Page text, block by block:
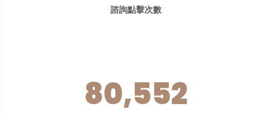
諮詢點擊次數
80,552